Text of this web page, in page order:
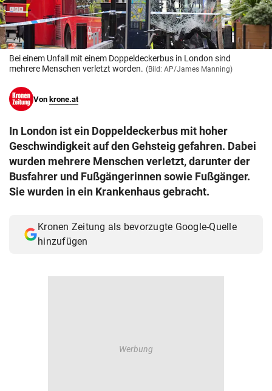
© Krone Multimedia GmbH & Co KG 2026
Muthgasse 2, 1190 Wien
Bei einem Unfall mit einem Doppeldeckerbus in London sind
mehrere Menschen verletzt worden. (Bild: AP/James Manning)
Von krone.at
In London ist ein Doppeldeckerbus mit hoher
Geschwindigkeit auf den Gehsteig gefahren. Dabei
wurden mehrere Menschen verletzt, darunter der
Busfahrer und Fußgängerinnen sowie Fußgänger.
Sie wurden in ein Krankenhaus gebracht.
Kronen Zeitung als bevorzugte Google-Quelle
hinzufügen